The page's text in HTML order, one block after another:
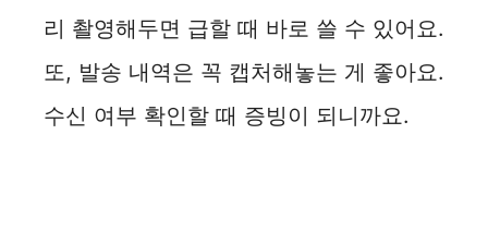
리 촬영해두면 급할 때 바로 쓸 수 있어요.
또, 발송 내역은 꼭 캡처해놓는 게 좋아요.
수신 여부 확인할 때 증빙이 되니까요.